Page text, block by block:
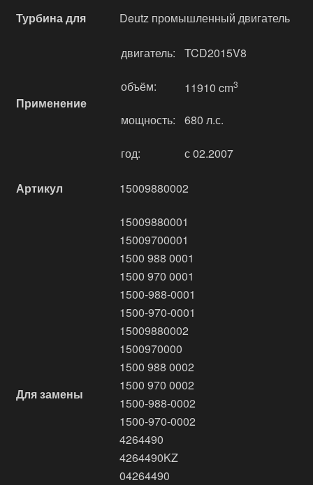
Турбина для Deutz промышленный двигатель
Применение
двигатель: TCD2015V8
объём: 11910 cm3
мощность: 680 л.с.
год: с 02.2007
Артикул 15009880002
Для замены
15009880001
15009700001
1500 988 0001
1500 970 0001
1500-988-0001
1500-970-0001
15009880002
1500970000
1500 988 0002
1500 970 0002
1500-988-0002
1500-970-0002
4264490
4264490KZ
04264490